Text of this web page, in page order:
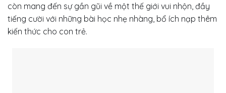
còn mang đến sự gần gũi về một thế giới vui nhộn, đầy
tiếng cười với những bài học nhẹ nhàng, bổ ích nạp thêm
kiến thức cho con trẻ.